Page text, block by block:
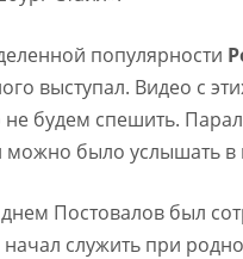
популярности
выступал. Видео с
будем спешить.
можно было услышать
Постовалов был
служить при